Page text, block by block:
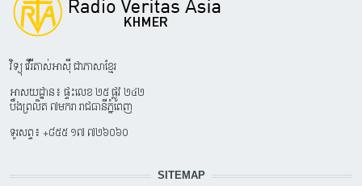
វិទ្យុ វើរីតាស់អាស៊ី ជាភាសាខ្មែរ
អាសយដ្ឋាន៖ ផ្ទះលេខ ២៥ ផ្លូវ ២៤២
បឹងព្រលិត ៧មករា រាជធានីភ្នំពេញ
ទូរសព្ទ៖ +៨៥៥ ១៧ ៧២៦០៦០
SITEMAP